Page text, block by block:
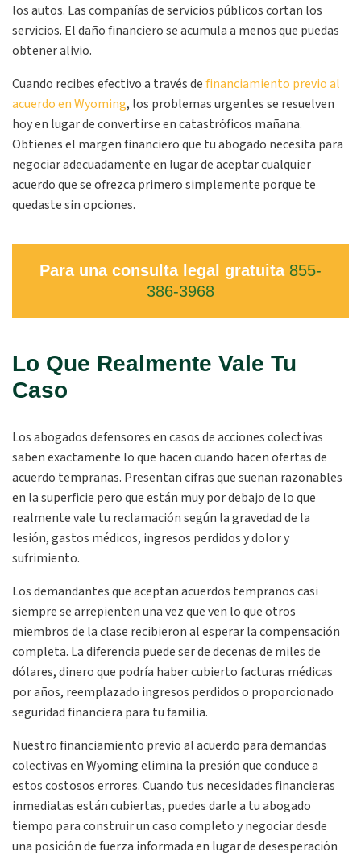
los autos. Las compañías de servicios públicos cortan los
servicios. El daño financiero se acumula a menos que puedas
obtener alivio.
Cuando recibes efectivo a través definanciamiento previo al
acuerdo en Wyoming, los problemas urgentes se resuelven
hoy en lugar de convertirse en catastróficos mañana.
Obtienes el margen financiero que tu abogado necesita para
negociar adecuadamente en lugar de aceptar cualquier
acuerdo que se ofrezca primero simplemente porque te
quedaste sin opciones.
Para una consulta legal gratuita 855-
386-3968
Lo Que Realmente Vale Tu
Caso
Los abogados defensores en casos de acciones colectivas
saben exactamente lo que hacen cuando hacen ofertas de
acuerdo tempranas. Presentan cifras que suenan razonables
en la superficie pero que están muy por debajo de lo que
realmente vale tu reclamación según la gravedad de la
lesión, gastos médicos, ingresos perdidos y dolor y
sufrimiento.
Los demandantes que aceptan acuerdos tempranos casi
siempre se arrepienten una vez que ven lo que otros
miembros de la clase recibieron al esperar la compensación
completa. La diferencia puede ser de decenas de miles de
dólares, dinero que podría haber cubierto facturas médicas
por años, reemplazado ingresos perdidos o proporcionado
seguridad financiera para tu familia.
Nuestro financiamiento previo al acuerdo para demandas
colectivas en Wyoming elimina la presión que conduce a
estos costosos errores. Cuando tus necesidades financieras
inmediatas están cubiertas, puedes darle a tu abogado
tiempo para construir un caso completo y negociar desde
una posición de fuerza informada en lugar de desesperación